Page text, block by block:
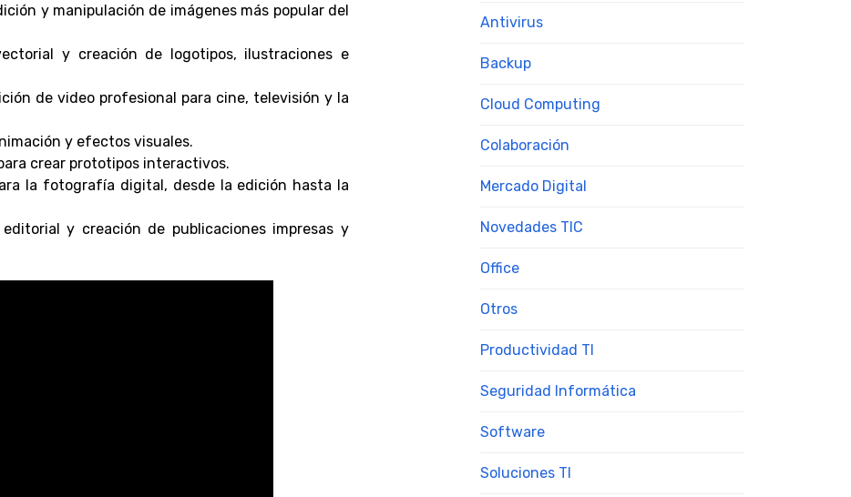
y manipulación de imágenes más popular del
y creación de logotipos, ilustraciones e
de video profesional para cine, televisión y la
y efectos visuales.
crear prototipos interactivos.
la fotografía digital, desde la edición hasta la
y creación de publicaciones impresas y
Antivirus
Backup
Cloud Computing
Colaboración
Mercado Digital
Novedades TIC
Office
Otros
Productividad TI
Seguridad Informática
Software
Soluciones TI